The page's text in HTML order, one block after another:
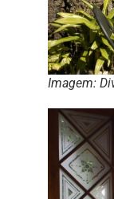
Imagem: